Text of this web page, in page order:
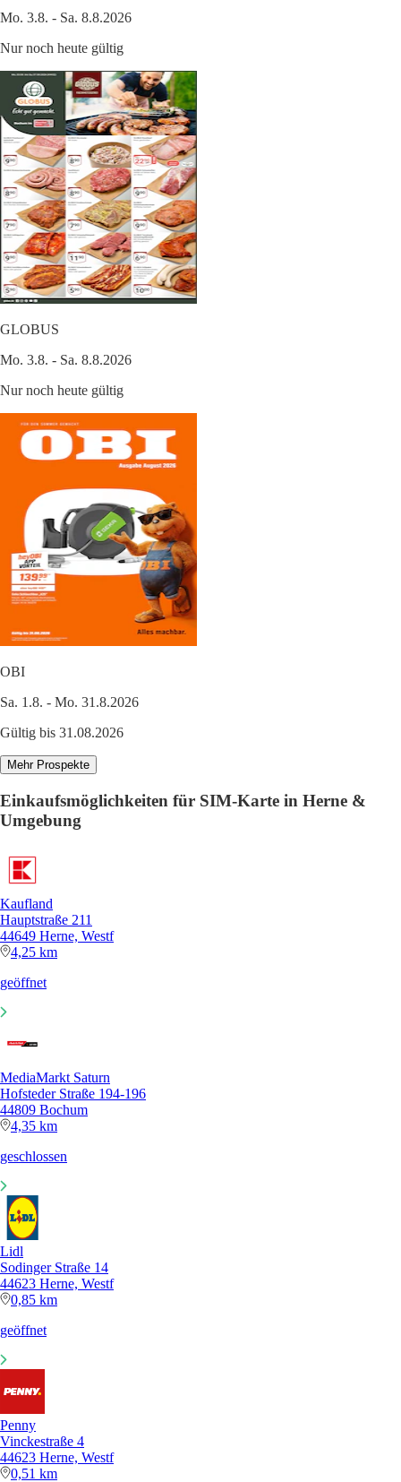
Mo. 3.8. - Sa. 8.8.2026
Nur noch heute gültig
GLOBUS
Mo. 3.8. - Sa. 8.8.2026
Nur noch heute gültig
OBI
Sa. 1.8. - Mo. 31.8.2026
Gültig bis 31.08.2026
Mehr Prospekte
Einkaufsmöglichkeiten für SIM-Karte in Herne &
Umgebung
Kaufland
Hauptstraße 211
44649 Herne, Westf
4,25 km
geöffnet
MediaMarkt Saturn
Hofsteder Straße 194-196
44809 Bochum
4,35 km
geschlossen
Lidl
Sodinger Straße 14
44623 Herne, Westf
0,85 km
geöffnet
Penny
Vinckestraße 4
44623 Herne, Westf
0,51 km